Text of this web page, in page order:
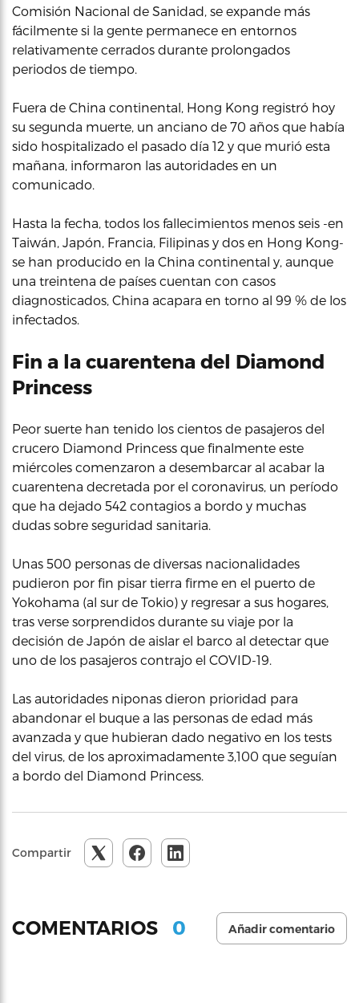
Comisión Nacional de Sanidad, se expande más
fácilmente si la gente permanece en entornos
relativamente cerrados durante prolongados
periodos de tiempo.
Fuera de China continental, Hong Kong registró hoy
su segunda muerte, un anciano de 70 años que había
sido hospitalizado el pasado día 12 y que murió esta
mañana, informaron las autoridades en un
comunicado.
Hasta la fecha, todos los fallecimientos menos seis -en
Taiwán, Japón, Francia, Filipinas y dos en Hong Kong-
se han producido en la China continental y, aunque
una treintena de países cuentan con casos
diagnosticados, China acapara en torno al 99 % de los
infectados.
Fin a la cuarentena del Diamond
Princess
Peor suerte han tenido los cientos de pasajeros del
crucero Diamond Princess que finalmente este
miércoles comenzaron a desembarcar al acabar la
cuarentena decretada por el coronavirus, un período
que ha dejado 542 contagios a bordo y muchas
dudas sobre seguridad sanitaria.
Unas 500 personas de diversas nacionalidades
pudieron por fin pisar tierra firme en el puerto de
Yokohama (al sur de Tokio) y regresar a sus hogares,
tras verse sorprendidos durante su viaje por la
decisión de Japón de aislar el barco al detectar que
uno de los pasajeros contrajo el COVID-19.
Las autoridades niponas dieron prioridad para
abandonar el buque a las personas de edad más
avanzada y que hubieran dado negativo en los tests
del virus, de los aproximadamente 3,100 que seguían
a bordo del Diamond Princess.
Compartir
COMENTARIOS 0 Añadir comentario